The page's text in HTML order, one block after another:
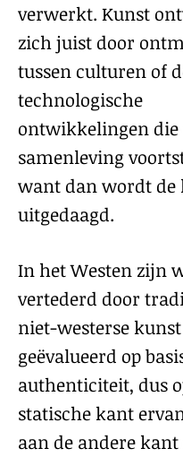
verwerkt. Kunst
zich juist door
tussen culturen of
technologische
ontwikkelingen die
samenleving
want dan wordt de
uitgedaagd.
In het Westen zijn
vertederd door
niet-westerse
geëvalueerd op
authenticiteit, dus
statische kant
aan de andere kant